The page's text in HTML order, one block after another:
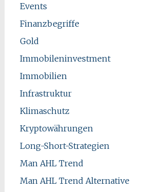
Events
Finanzbegriffe
Gold
Immobileninvestment
Immobilien
Infrastruktur
Klimaschutz
Kryptowährungen
Long-Short-Strategien
Man AHL Trend
Man AHL Trend Alternative